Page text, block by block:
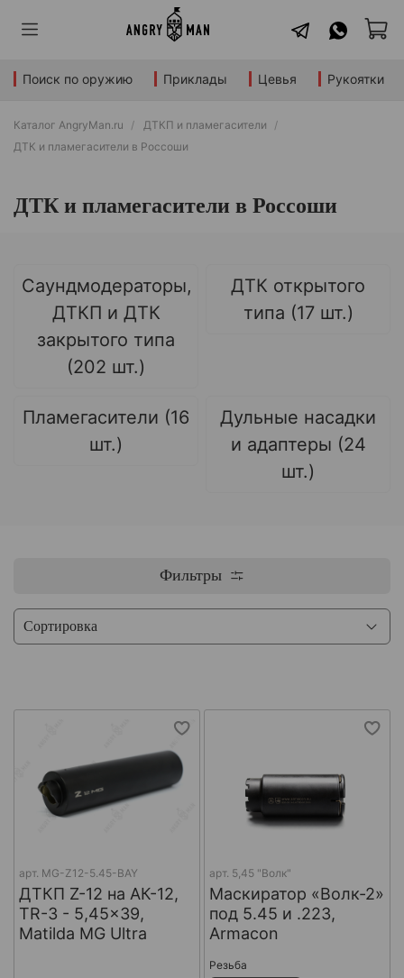
Поиск по оружию Приклады Цевья Рукоятки
Каталог AngryMan.ru
ДТКП и пламегасители
ДТК и пламегасители в Россоши
ДТК и пламегасители в Россоши
Саундмодераторы,
ДТКП и ДТК
закрытого типа
(202 шт.)
ДТК открытого
типа (17 шт.)
Пламегасители (16
шт.)
Дульные насадки
и адаптеры (24
шт.)
Фильтры
арт. MG-Z12-5.45-BAY
ДТКП Z-12 на АК-12,
TR-3 - 5,45x39,
Matilda MG Ultra
арт. 5,45 "Волк"
Маскиратор «Волк-2»
под 5.45 и .223,
Armacon
Резьба